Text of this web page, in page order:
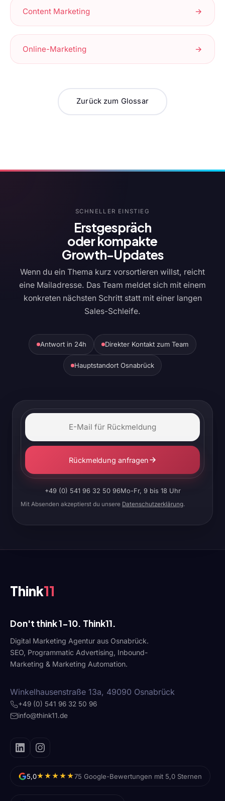
Content Marketing →
Online-Marketing →
Zurück zum Glossar
SCHNELLER EINSTIEG
Erstgespräch
oder kompakte
Growth-Updates
Wenn du ein Thema kurz vorsortieren willst, reicht
eine Mailadresse. Das Team meldet sich mit einem
konkreten nächsten Schritt statt mit einer langen
Sales-Schleife.
Antwort in 24h Direkter Kontakt zum Team
Hauptstandort Osnabrück
Rückmeldung anfragen
+49 (0) 541 96 32 50 96Mo-Fr, 9 bis 18 Uhr
Mit Absenden akzeptierst du unsere Datenschutzerklärung.
Think11
Don't think 1-10. Think11.
Digital Marketing Agentur aus Osnabrück.
SEO, Programmatic Advertising, Inbound-
Marketing & Marketing Automation.
Winkelhausenstraße 13a, 49090 Osnabrück
+49 (0) 541 96 32 50 96
info@think11.de
5,0★★★★★75 Google-Bewertungen mit 5,0 Sternen